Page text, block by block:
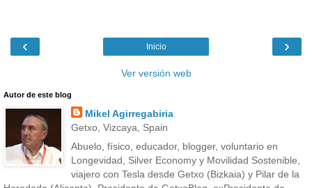
‹ ›
Inicio
Ver versión web
Autor de este blog
Mikel Agirregabiria
Getxo, Vizcaya, Spain
Abuelo, físico, educador, blogger, voluntario en
Longevidad, Silver Economy y Movilidad Sostenible,
viajero con Tesla desde Getxo (Bizkaia) y Pilar de la